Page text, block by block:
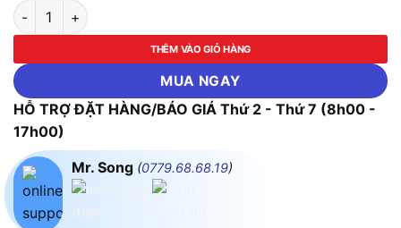
Máy Phân Tích Điện Năng Ba Pha FLUKE Norma 4000 số lượng
THÊM VÀO GIỎ HÀNG
MUA NGAY
HỖ TRỢ ĐẶT HÀNG/BÁO GIÁ Thứ 2 - Thứ 7 (8h00 -
17h00)
Mr. Song (0779.68.68.19)